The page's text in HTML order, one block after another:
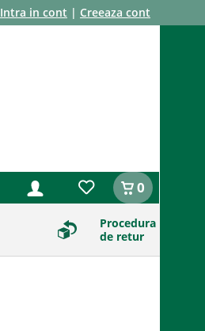
Intra in cont | Creeaza cont
0
Procedura
de retur